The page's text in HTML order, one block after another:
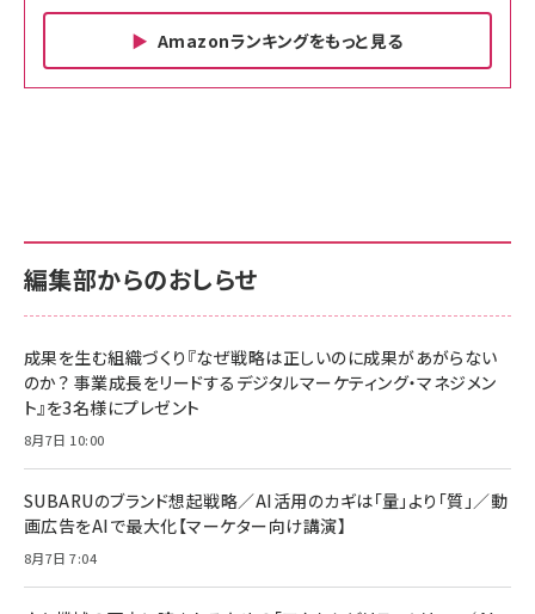
Amazonランキングをもっと見る
￥880
anan(アンアン)2026/06/24号 No.2500増刊
スペシャルエディション[王道エンタメの矜持／
￥1,100
anan(アンアン)2026/07/08号 No.2502[2026
￥880
ママ投資家が育休中に１億貯めた株式投資
サポート正規品 メーカー保証5年 KLMEA128G
NIMASO ガラスフィルム iPhone 17 用 保護フィ
すい ガイド枠付き いPhone17 (6.3インチ) 対応
2枚セット DSP25F1698
￥1,599
￥6,980
全ワイヤレスイヤホン/アクティブノイズキャンセリ
サポート正規品 メーカー保証5年 KLMEA128G
Amazon eギフトカード - Amazonロゴ - クラ
￥5,000
Anker PowerLine III Flow USB-C & USB-C
Pro/Air 各種対応 (1.8m ミッドナイトブラック)
￥1,890
編集部からのおしらせ
成果を生む組織づくり『なぜ戦略は正しいのに成果があがらない
のか？ 事業成長をリードするデジタルマーケティング・マネジメン
ト』を3名様にプレゼント
8月7日 10:00
SUBARUのブランド想起戦略／AI活用のカギは「量」より「質」／動
画広告をAIで最大化【マーケター向け講演】
8月7日 7:04